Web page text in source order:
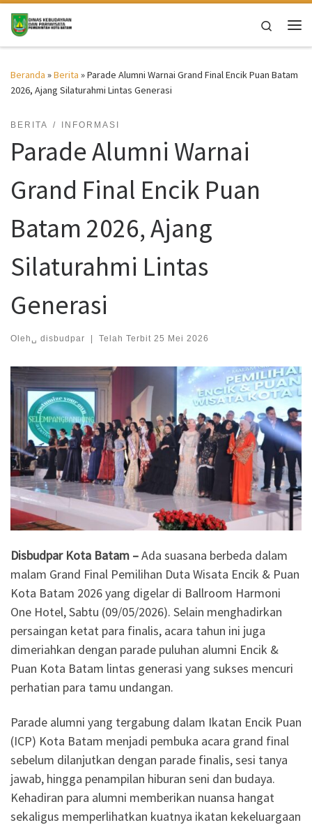
Skip to content
Search
Beranda »Berita »Parade Alumni Warnai Grand Final Encik Puan Batam
2026, Ajang Silaturahmi Lintas Generasi
BERITA INFORMASI
Parade Alumni Warnai
Grand Final Encik Puan
Batam 2026, Ajang
Silaturahmi Lintas
Generasi
Oleh␣ disbudpar | Telah Terbit 25 Mei 2026
Disbudpar Kota Batam –Ada suasana berbeda dalam
malam Grand Final Pemilihan Duta Wisata Encik & Puan
Kota Batam 2026 yang digelar di Ballroom Harmoni
One Hotel, Sabtu (09/05/2026). Selain menghadirkan
persaingan ketat para finalis, acara tahun ini juga
dimeriahkan dengan parade puluhan alumni Encik &
Puan Kota Batam lintas generasi yang sukses mencuri
perhatian para tamu undangan.
Parade alumni yang tergabung dalam Ikatan Encik Puan
(ICP) Kota Batam menjadi pembuka acara grand final
sebelum dilanjutkan dengan parade finalis, sesi tanya
jawab, hingga penampilan hiburan seni dan budaya.
Kehadiran para alumni memberikan nuansa hangat
sekaligus memperlihatkan kuatnya ikatan kekeluargaan